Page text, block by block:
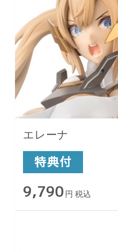
エレーナ
9,790 円 税込